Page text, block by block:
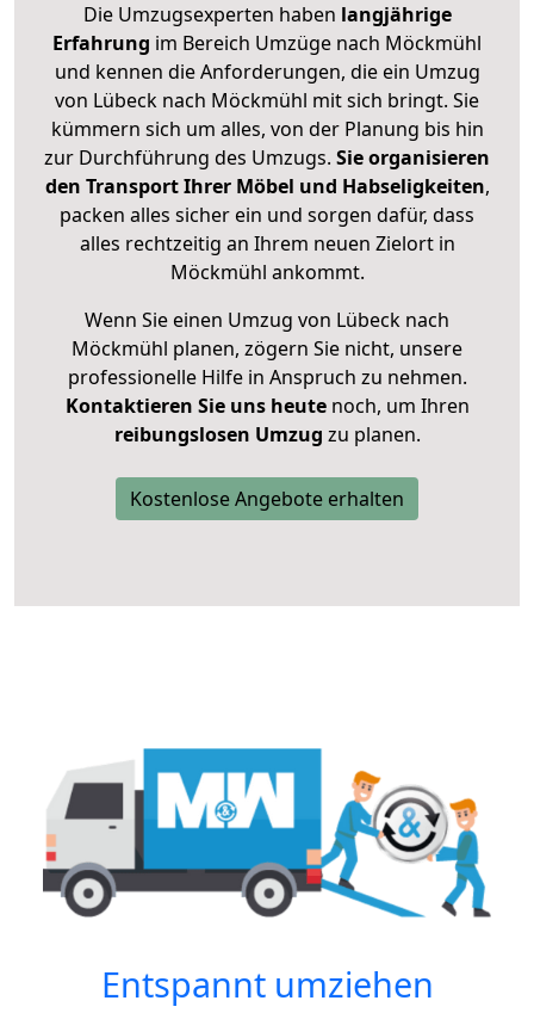
Die Umzugsexperten haben langjährige
Erfahrung im Bereich Umzüge nach Möckmühl
und kennen die Anforderungen, die ein Umzug
von Lübeck nach Möckmühl mit sich bringt. Sie
kümmern sich um alles, von der Planung bis hin
zur Durchführung des Umzugs. Sie organisieren
den Transport Ihrer Möbel und Habseligkeiten,
packen alles sicher ein und sorgen dafür, dass
alles rechtzeitig an Ihrem neuen Zielort in
Möckmühl ankommt.
Wenn Sie einen Umzug von Lübeck nach
Möckmühl planen, zögern Sie nicht, unsere
professionelle Hilfe in Anspruch zu nehmen.
Kontaktieren Sie uns heutenoch, um Ihren
reibungslosen Umzug zu planen.
Kostenlose Angebote erhalten
Entspannt umziehen